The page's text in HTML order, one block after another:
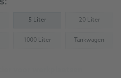
5 Liter 20 Liter
(Not
1000 Liter(Not available)Tankwagen
(Not